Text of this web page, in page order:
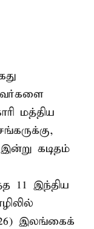
மத்திய
கடிதம்
11 இந்திய
இலங்கைக்